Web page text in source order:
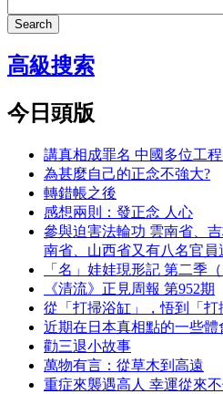
Search
高級搜索
今日頭版
講真相成罪名 中國多位工
為甚麼自己的正念不強大?
轉錯帳之後
感想兩則：發正念 人心
參與迫害法輪功 雲南省、
南省、山西省又有八名官員
「名」娃娃現形記 第二季（
《清流》正見周報 第952期
從「打掃浴缸」，悟到「打
近期在日本真相點的一些體
勸三退小故事
萬物有言：從草木到高遠
重症來襲遇高人 幸運從來